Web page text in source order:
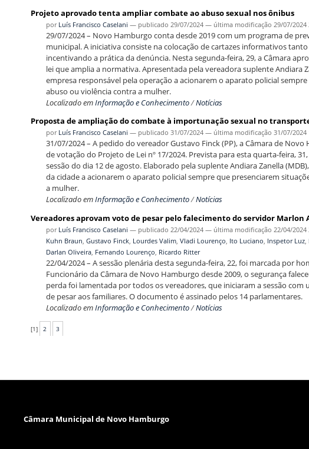
Projeto aprovado tenta ampliar combate ao abuso sexual nos ônibus
por Luís Francisco Caselani — publicado 29/07/2024 — última modificação 29/07/2024
29/07/2024 – Novo Hamburgo conta desde 2019 com um programa de
municipal. A iniciativa consiste na colocação de cartazes informativos
incentivando a prática da denúncia. Nesta segunda-feira, 29, a Câmara
lei que amplia a normativa. Apresentada pela vereadora suplente Andiara
empresa responsável pela operação a acionarem o aparato policial
abuso ou violência contra a mulher.
Localizado emInformação e Conhecimento/Notícias
Proposta de ampliação do combate à importunação sexual no
por Luís Francisco Caselani — publicado 31/07/2024 — última modificação 31/07/2024
31/07/2024 – A pedido do vereador Gustavo Finck (PP), a Câmara de
de votação do Projeto de Lei nº 17/2024. Prevista para esta quarta-feira,
sessão do dia 12 de agosto. Elaborado pela suplente Andiara Zanella
da cidade a acionarem o aparato policial sempre que presenciarem
a mulher.
Localizado emInformação e Conhecimento/Notícias
Vereadores aprovam voto de pesar pelo falecimento do servidor Marlon
por Luís Francisco Caselani — publicado 22/04/2024 — última modificação 22/04/2024
Kuhn Braun, Gustavo Finck, Lourdes Valim, Vladi Lourenço, Ito Luciano, Inspetor Luz,
Darlan Oliveira, Fernando Lourenço, Ricardo Ritter
22/04/2024 – A sessão plenária desta segunda-feira, 22, foi marcada por
Funcionário da Câmara de Novo Hamburgo desde 2009, o segurança
perda foi lamentada por todos os vereadores, que iniciaram a sessão
de pesar aos familiares. O documento é assinado pelos 14 parlamentares.
Localizado emInformação e Conhecimento/Notícias
[1] 2 3
Câmara Municipal de Novo Hamburgo